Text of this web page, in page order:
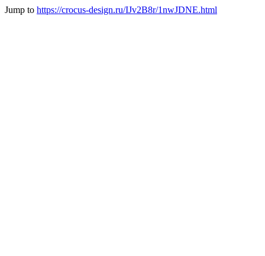
Jump to https://crocus-design.ru/IJv2B8r/1nwJDNE.html